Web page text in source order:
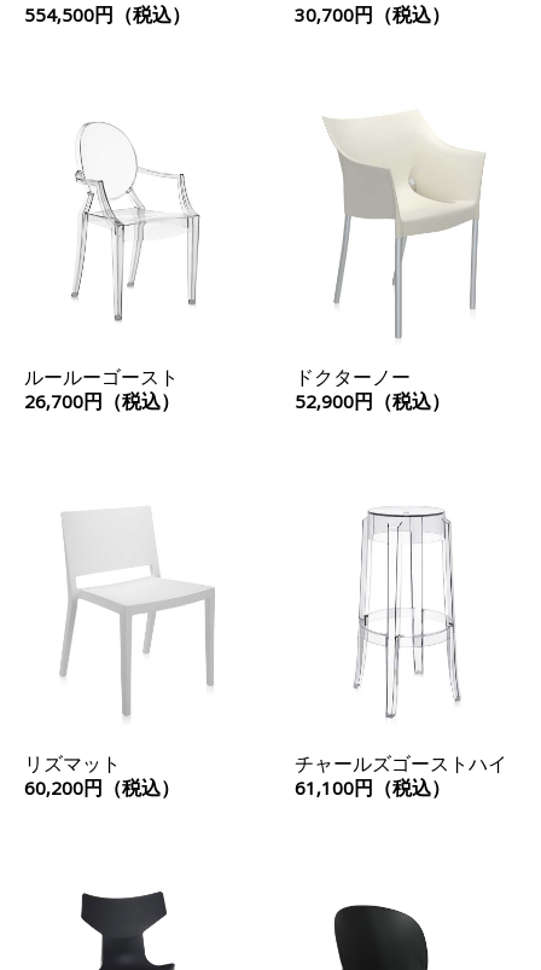
554,500円（税込） ッション
30,700円（税込）
ルールーゴースト
26,700円（税込）
ドクターノー
52,900円（税込）
リズマット
60,200円（税込）
チャールズゴーストハイ
61,100円（税込）